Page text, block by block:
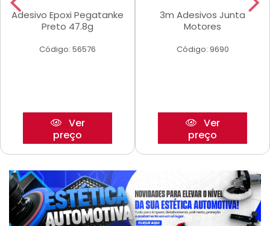
Adesivo Epoxi Pegatanke
Preto 47.8g
Código: 56576
Ver
preço
3m Adesivos Junta
Motores
Código: 9690
Ver
preço